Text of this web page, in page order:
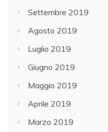
Settembre 2019
Agosto 2019
Luglio 2019
Giugno 2019
Maggio 2019
Aprile 2019
Marzo 2019